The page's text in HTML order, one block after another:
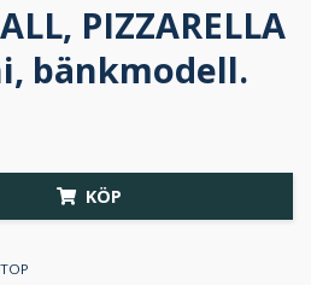
PIZZARELLA
bänkmodell.
KÖP